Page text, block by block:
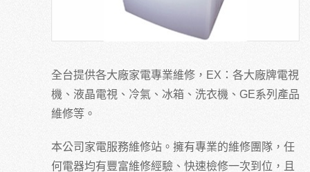
全台提供各大廠家電專業維修，EX：各大廠牌電視
機、液晶電視、冷氣、冰箱、洗衣機、GE系列產品
維修等。
本公司家電服務維修站。擁有專業的維修團隊，任
何電器均有豐富維修經驗、快速檢修一次到位，且